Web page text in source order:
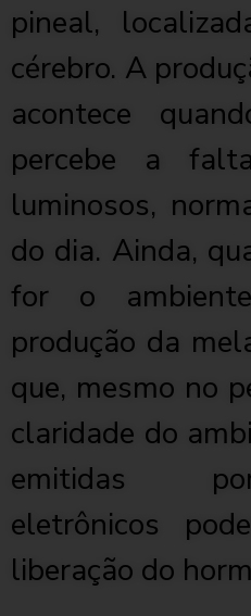
pineal,
cérebro. A
acontece
percebe a
luminosos,
do dia. Ainda,
for o
produção da
que, mesmo no
claridade do
emitidas
eletrônicos
liberação do